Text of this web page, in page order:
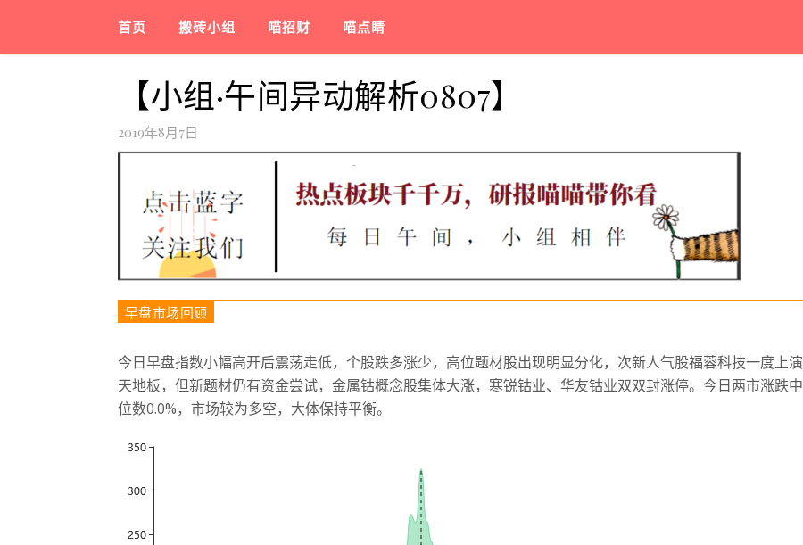
首页 搬砖小组 喵招财 喵点睛
【小组·午间异动解析0807】
2019年8月7日
早盘市场回顾
今日早盘指数小幅高开后震荡走低，个股跌多涨少，高位题材股出现明显分化，次新人气股福蓉科技一度上演
天地板，但新题材仍有资金尝试，金属钴概念股集体大涨，寒锐钴业、华友钴业双双封涨停。 今日两市涨跌中
位数0.0%，市场较为多空，大体保持平衡。